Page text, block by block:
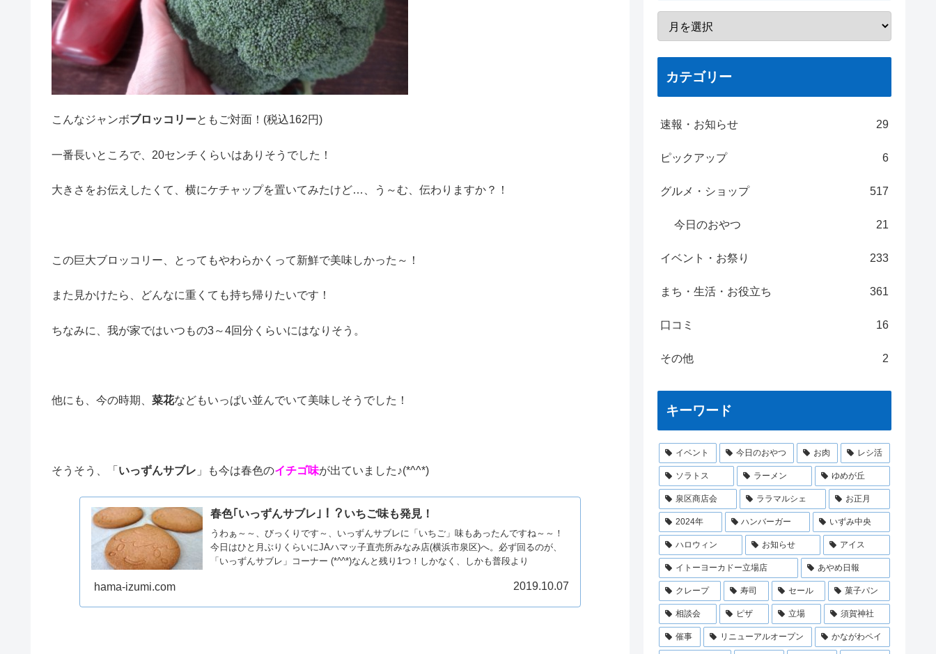
こんなジャンボブロッコリーともご対面！(税込162円)
一番長いところで、20センチくらいはありそうでした！
大きさをお伝えしたくて、横にケチャップを置いてみたけど…、う～む、伝わりますか？！
この巨大ブロッコリー、とってもやわらかくって新鮮で美味しかった～！
また見かけたら、どんなに重くても持ち帰りたいです！
ちなみに、我が家ではいつもの3～4回分くらいにはなりそう。
他にも、今の時期、 菜花などもいっぱい並んでいて美味しそうでした！
そうそう、「 いっずんサブレ 」も今は春色のイチゴ味が出ていました♪(*^^*)
春色｢いっずんサブレ｣！？いちご味も発見！
うわぁ～～、びっくりです～、いっずんサブレに「いちご」味もあったんですね～～！
今日はひと月ぶりくらいにJAハマッ子直売所みなみ店(横浜市泉区)へ。必ず回るのが、
「いっずんサブレ」コーナー (*^^*)なんと残り1つ！しかなく、しかも普段より
hama-izumi.com 2019.10.07
カテゴリー
速報・お知らせ 29
ピックアップ 6
グルメ・ショップ 517
今日のおやつ 21
イベント・お祭り 233
まち・生活・お役立ち 361
口コミ 16
その他 2
キーワード
イベント 今日のおやつ お肉 レシ活
ソラトス ラーメン ゆめが丘
泉区商店会 ララマルシェ お正月
2024年 ハンバーガー いずみ中央
ハロウィン お知らせ アイス
イトーヨーカドー立場店 あやめ日報
クレープ 寿司 セール 菓子パン
相談会 ピザ 立場 須賀神社
催事 リニューアルオープン かながわペイ